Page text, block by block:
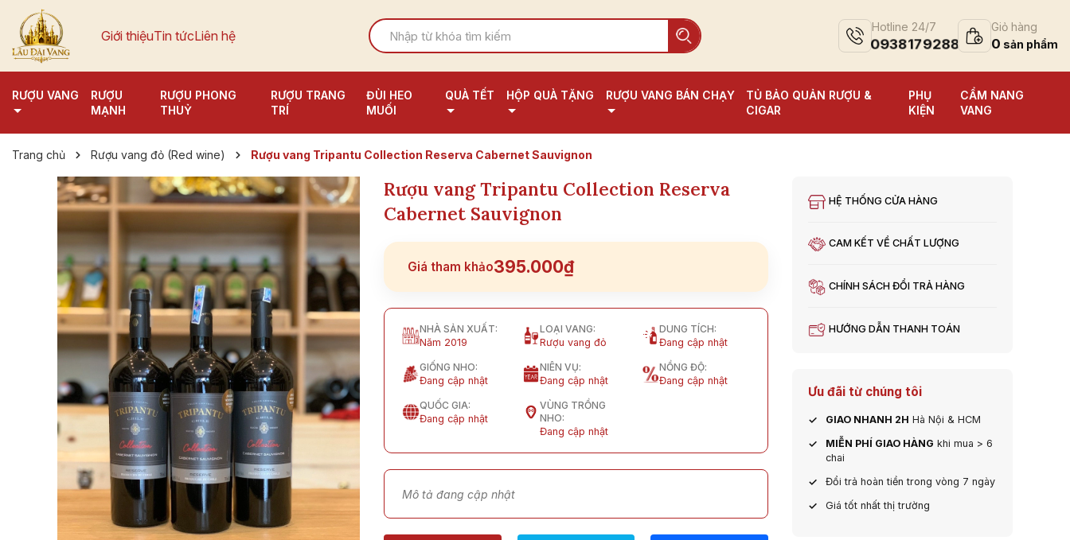
Giới thiệuTin tứcLiên hệ
Hotline 24/7
0938179288
Giỏ hàng
0
RƯỢU VANG
RƯỢU
MẠNH
RƯỢU PHONG
THUỶ
RƯỢU TRANG
TRÍ
ĐÙI HEO
MUỐI
QUÀ TẾT HỘP QUÀ TẶNG RƯỢU VANG BÁN CHẠY
TỦ BẢO QUẢN RƯỢU &
CIGAR
PHỤ
KIỆN
CẨM NANG
VANG
Trang chủ Rượu vang đỏ (Red wine) Rượu vang Tripantu Collection Reserva Cabernet Sauvignon
Rượu vang Tripantu Collection Reserva
Cabernet Sauvignon
Giá tham khảo395.000₫
NHÀ SẢN XUẤT:
Năm 2019
LOẠI VANG:
Rượu vang đỏ
DUNG TÍCH:
Đang cập nhật
GIỐNG NHO:
Đang cập nhật
NIÊN VỤ:
Đang cập nhật
NỒNG ĐỘ:
Đang cập nhật
QUỐC GIA:
Đang cập nhật
VÙNG TRỒNG
NHO:
Đang cập nhật
Mô tả đang cập nhật
HỆ THỐNG CỬA HÀNG
CAM KẾT VỀ CHẤT LƯỢNG
CHÍNH SÁCH ĐỔI TRẢ HÀNG
HƯỚNG DẪN THANH TOÁN
Ưu đãi từ chúng tôi
GIAO NHANH 2H Hà Nội & HCM
MIỄN PHÍ GIAO HÀNG khi mua > 6
chai
Đổi trả hoàn tiền trong vòng 7 ngày
Giá tốt nhất thị trường